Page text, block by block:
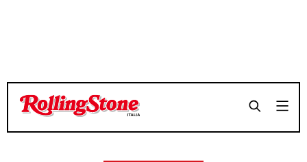
TEMPO DI LETTURA 7 MINUTI SHARE
TEMPO DI LETTURA 7 MINUTI SHARE